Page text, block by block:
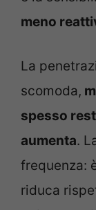
meno
La
scomoda,
spesso
aumenta.
frequenza:
riduca